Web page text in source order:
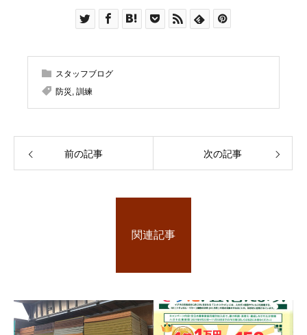
スタッフブログ
防災 , 訓練
前の記事 次の記事
関連記事